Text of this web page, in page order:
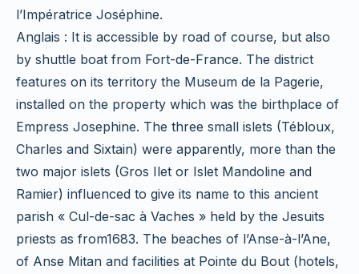
l’Impératrice Joséphine.
Anglais : It is accessible by road of course, but also
by shuttle boat from Fort-de-France. The district
features on its territory the Museum de la Pagerie,
installed on the property which was the birthplace of
Empress Josephine. The three small islets (Tébloux,
Charles and Sixtain) were apparently, more than the
two major islets (Gros Ilet or Islet Mandoline and
Ramier) influenced to give its name to this ancient
parish « Cul-de-sac à Vaches » held by the Jesuits
priests as from1683. The beaches of l’Anse-à-l’Ane,
of Anse Mitan and facilities at Pointe du Bout (hotels,